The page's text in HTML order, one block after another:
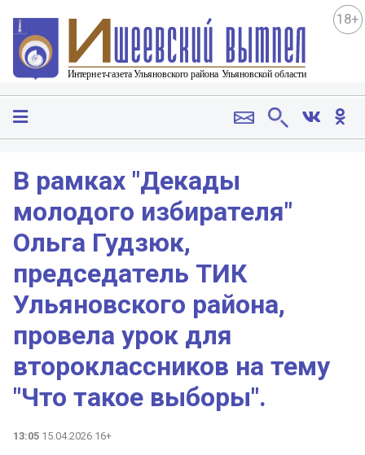
18+
В рамках "Декады
молодого избирателя"
Ольга Гудзюк,
председатель ТИК
Ульяновского района,
провела урок для
второклассников на тему
"Что такое выборы".
13:05 15.04.2026 16+